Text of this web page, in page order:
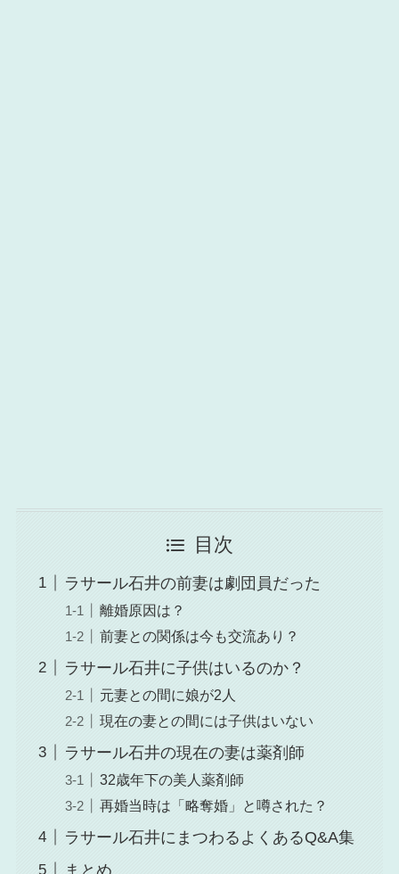
目次
ラサール石井の前妻は劇団員だった
離婚原因は？
前妻との関係は今も交流あり？
ラサール石井に子供はいるのか？
元妻との間に娘が2人
現在の妻との間には子供はいない
ラサール石井の現在の妻は薬剤師
32歳年下の美人薬剤師
再婚当時は「略奪婚」と噂された？
ラサール石井にまつわるよくあるQ&A集
まとめ